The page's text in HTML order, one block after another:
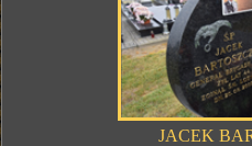
JACEK